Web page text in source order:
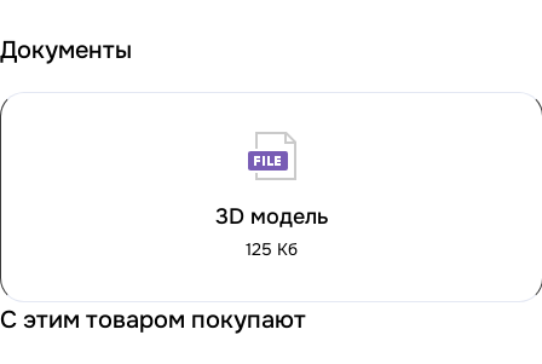
Документы
3D модель
125 Кб
С этим товаром покупают